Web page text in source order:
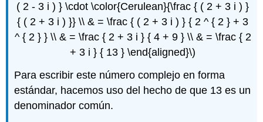
( 2 - 3 i ) } \cdot \color{Cerulean}{\frac { ( 2 + 3 i ) }
{ ( 2 + 3 i ) }} \\ & = \frac { ( 2 + 3 i ) } { 2 ^ { 2 } + 3
^ { 2 } } \\ & = \frac { 2 + 3 i } { 4 + 9 } \\ & = \frac { 2
+ 3 i } { 13 } \end{aligned}\)
Para escribir este número complejo en forma
estándar, hacemos uso del hecho de que 13 es un
denominador común.